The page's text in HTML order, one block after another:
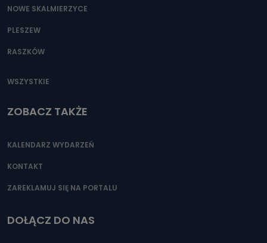
NOWE SKALMIERZYCE
PLESZEW
RASZKÓW
WSZYSTKIE
ZOBACZ TAKŻE
KALENDARZ WYDARZEŃ
KONTAKT
ZAREKLAMUJ SIĘ NA PORTALU
DOŁĄCZ DO NAS